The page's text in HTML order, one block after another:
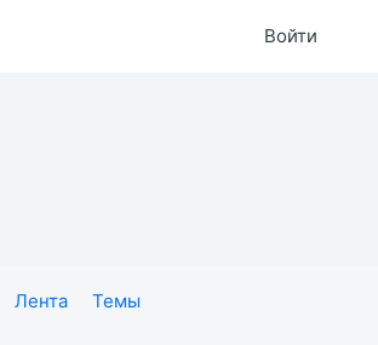
Войти
Лента
Темы